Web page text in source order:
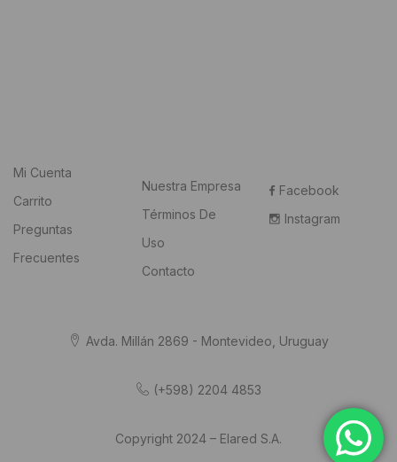
Mi Cuenta
Carrito
Preguntas
Frecuentes
Nuestra Empresa
Términos De
Uso
Contacto
Facebook
Instagram
Avda. Millán 2869 - Montevideo, Uruguay
(+598) 2204 4853
Copyright 2024 – Elared S.A.